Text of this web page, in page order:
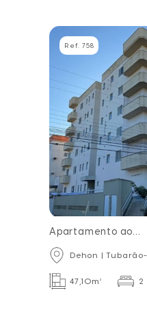
Ref. 758
Apartamento ao
lado da Unisul
Dehon | Tubarão-
47,10m² 2